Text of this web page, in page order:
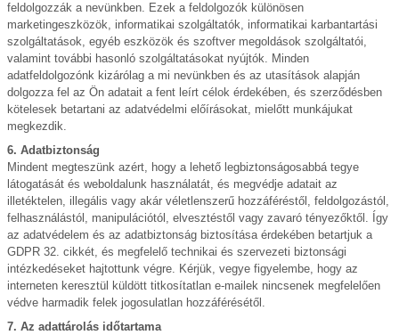
feldolgozzák a nevünkben. Ezek a feldolgozók különösen
marketingeszközök, informatikai szolgáltatók, informatikai karbantartási
szolgáltatások, egyéb eszközök és szoftver megoldások szolgáltatói,
valamint további hasonló szolgáltatásokat nyújtók. Minden
adatfeldolgozónk kizárólag a mi nevünkben és az utasítások alapján
dolgozza fel az Ön adatait a fent leírt célok érdekében, és szerződésben
kötelesek betartani az adatvédelmi előírásokat, mielőtt munkájukat
megkezdik.
6. Adatbiztonság
Mindent megteszünk azért, hogy a lehető legbiztonságosabbá tegye
látogatását és weboldalunk használatát, és megvédje adatait az
illetéktelen, illegális vagy akár véletlenszerű hozzáféréstől, feldolgozástól,
felhasználástól, manipulációtól, elvesztéstől vagy zavaró tényezőktől. Így
az adatvédelem és az adatbiztonság biztosítása érdekében betartjuk a
GDPR 32. cikkét, és megfelelő technikai és szervezeti biztonsági
intézkedéseket hajtottunk végre. Kérjük, vegye figyelembe, hogy az
interneten keresztül küldött titkosítatlan e-mailek nincsenek megfelelően
védve harmadik felek jogosulatlan hozzáférésétől.
7. Az adattárolás időtartama